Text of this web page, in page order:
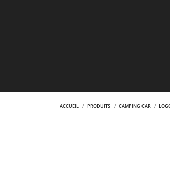
ACCUEIL PRODUITS CAMPING CAR